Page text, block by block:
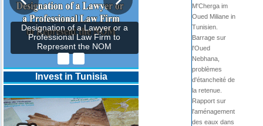
Designation of a Lawyer or a
Professional Law Firm to
Represent the NOM
Invest in Tunisia
M'Cherga im
Oued Miliane in
Tunisien.
Barrage sur
l'Oued
Nebhana,
problèmes
d'étancheité de
la retenue.
Rapport sur
l'aménagement
des eaux dans